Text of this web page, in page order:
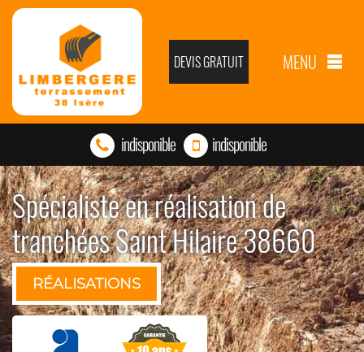
DEVIS GRATUIT MENU
indisponible indisponible
Spécialiste en réalisation de
tranchées Saint Hilaire 38660
RÉALISATIONS